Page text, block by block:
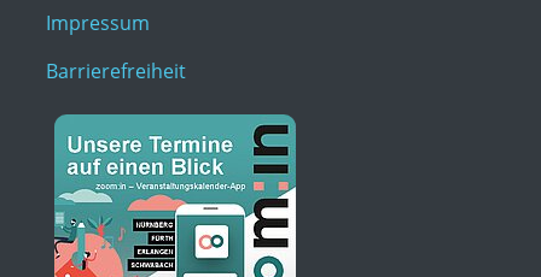
Impressum
Barrierefreiheit